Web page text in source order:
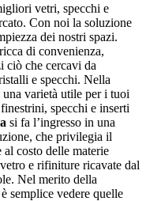
vetri, specchi e
Con noi la soluzione
dei nostri spazi.
di convenienza,
ciò che cercavi da
e specchi. Nella
varietà utile per i tuoi
specchi e inserti
si fa l’ingresso in una
che privilegia il
costo delle materie
e rifiniture ricavate dal
Nel merito della
è semplice vedere quelle